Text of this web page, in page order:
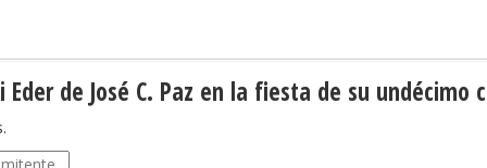
de José C. Paz en la fiesta de su undécimo